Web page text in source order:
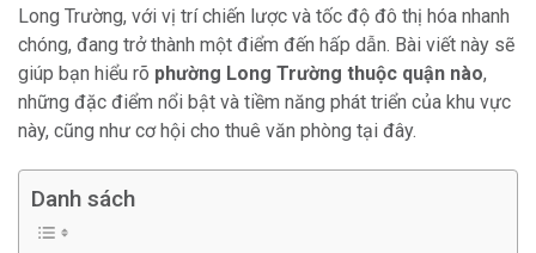
Long Trường, với vị trí chiến lược và tốc độ đô thị hóa nhanh
chóng, đang trở thành một điểm đến hấp dẫn. Bài viết này sẽ
giúp bạn hiểu rõ phường Long Trường thuộc quận nào,
những đặc điểm nổi bật và tiềm năng phát triển của khu vực
này, cũng như cơ hội cho thuê văn phòng tại đây.
Danh sách